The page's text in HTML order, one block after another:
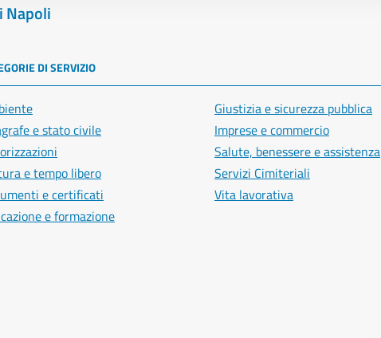
Napoli
DI SERVIZIO
e stato civile
e tempo libero
e certificati
e formazione
Giustizia e sicurezza pubblica
Imprese e commercio
Salute, benessere e assistenza
Servizi Cimiteriali
Vita lavorativa